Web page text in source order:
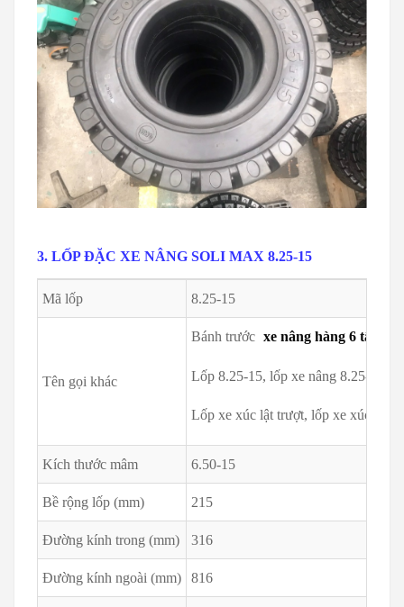
3. LỐP ĐẶC XE NÂNG SOLI MAX 8.25-15
Mã lốp 8.25-15
Tên gọi khác
Bánh trước xe nâng hàng 6 tấn
Lốp 8.25-15, lốp xe nâng 8.25-15
Lốp xe xúc lật trượt, lốp xe xúc lật
Kích thước mâm 6.50-15
Bề rộng lốp (mm) 215
Đường kính trong (mm) 316
Đường kính ngoài (mm) 816